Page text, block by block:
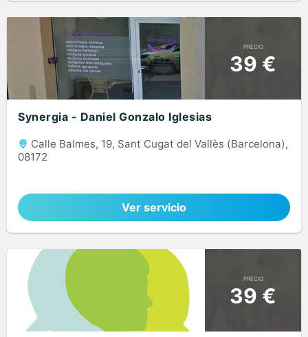
PRECIO
39 €
Synergia - Daniel Gonzalo Iglesias
Calle Balmes, 19, Sant Cugat del Vallès (Barcelona),
08172
Ver servicio
PRECIO
39 €